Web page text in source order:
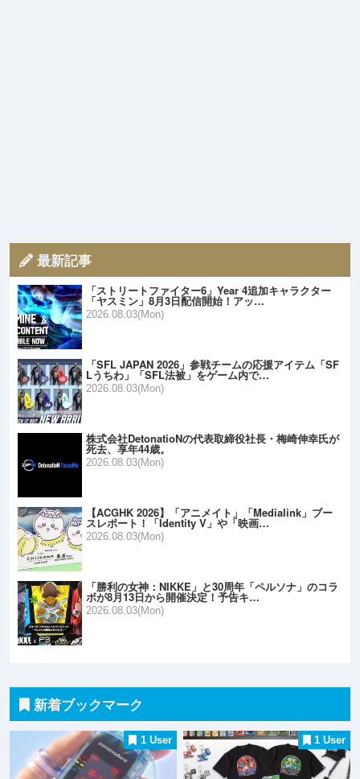
最新記事
「ストリートファイター6」Year 4追加キャラクター
「ヤスミン」8月3日配信開始！アッ…
2026.08.03(Mon)
「SFL JAPAN 2026」参戦チームの応援アイテム「SF
Lうちわ」「SFL法被」をゲーム内で…
2026.08.03(Mon)
株式会社DetonatioNの代表取締役社長・梅崎伸幸氏が
死去、享年44歳。
2026.08.03(Mon)
【ACGHK 2026】「アニメイト」「Medialink」ブー
スレポート！「Identity V」や「映画…
2026.08.03(Mon)
「勝利の女神：NIKKE」と30周年「ペルソナ」のコラ
ボが8月13日から開催決定！予告キ…
2026.08.03(Mon)
新着ブックマーク
1 User 1 User